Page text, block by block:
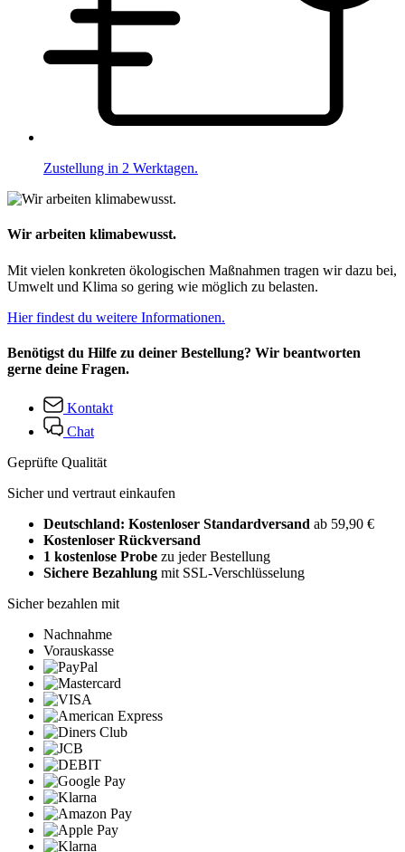
Zustellung in 2 Werktagen.
Wir arbeiten klimabewusst.
Mit vielen konkreten ökologischen Maßnahmen tragen wir dazu bei,
Umwelt und Klima so gering wie möglich zu belasten.
Hier findest du weitere Informationen.
Benötigst du Hilfe zu deiner Bestellung? Wir beantworten
gerne deine Fragen.
Kontakt
Chat
Geprüfte Qualität
Sicher und vertraut einkaufen
Deutschland: Kostenloser Standardversand ab 59,90 €
Kostenloser Rückversand
1 kostenlose Probe zu jeder Bestellung
Sichere Bezahlung mit SSL-Verschlüsselung
Sicher bezahlen mit
Nachnahme
Vorauskasse